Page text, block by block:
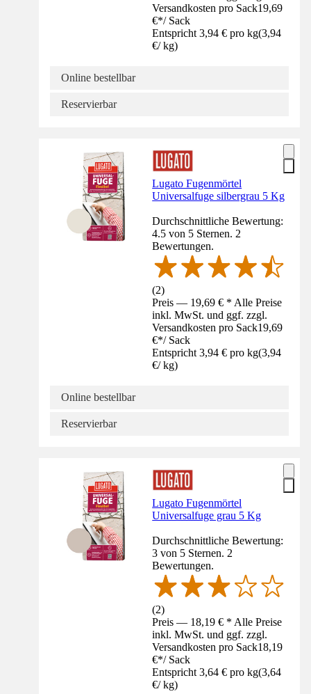
Versandkosten pro Sack19,69
€*/ Sack
Entspricht 3,94 € pro kg(3,94
€/ kg)
Online bestellbar
Reservierbar
Lugato Fugenmörtel
Universalfuge silbergrau 5 Kg
Durchschnittliche Bewertung:
4.5 von 5 Sternen. 2
Bewertungen.
(2)
Preis — 19,69 € * Alle Preise
inkl. MwSt. und ggf. zzgl.
Versandkosten pro Sack19,69
€*/ Sack
Entspricht 3,94 € pro kg(3,94
€/ kg)
Online bestellbar
Reservierbar
Lugato Fugenmörtel
Universalfuge grau 5 Kg
Durchschnittliche Bewertung:
3 von 5 Sternen. 2
Bewertungen.
(2)
Preis — 18,19 € * Alle Preise
inkl. MwSt. und ggf. zzgl.
Versandkosten pro Sack18,19
€*/ Sack
Entspricht 3,64 € pro kg(3,64
€/ kg)